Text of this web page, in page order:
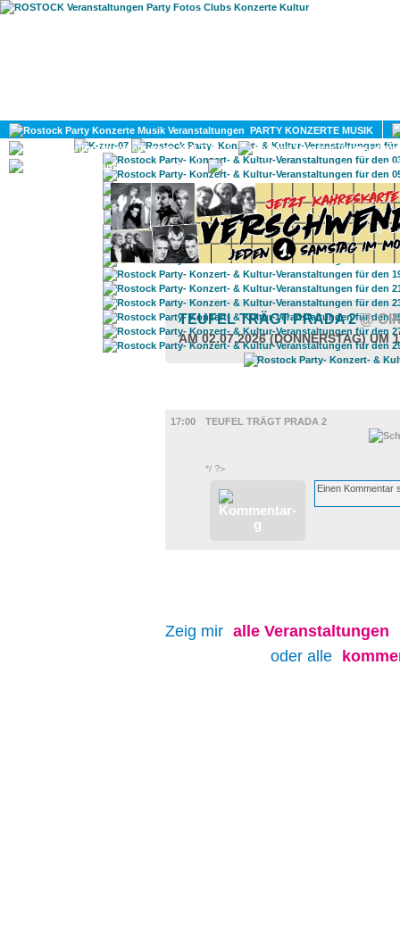
PARTY KONZERTE MUSIK
KULTUR
GAY
TEUFEL TRÄGT PRADA 2@
AM 02.07.2026 (DONNERSTAG) UM
17:00
TEUFEL TRÄGT PRADA 2
*/ ?>
Zeig mir alle Veranstaltungen
oder alle